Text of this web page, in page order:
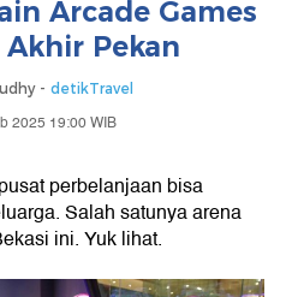
Arcade Games
Pekan
- detikTravel
2025 19:00 WIB
perbelanjaan bisa
Salah satunya arena
ini. Yuk lihat.